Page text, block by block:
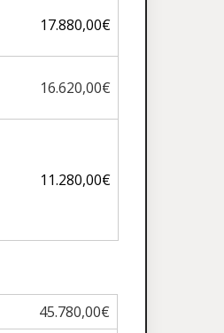
17.880,00€
16.620,00€
11.280,00€
45.780,00€